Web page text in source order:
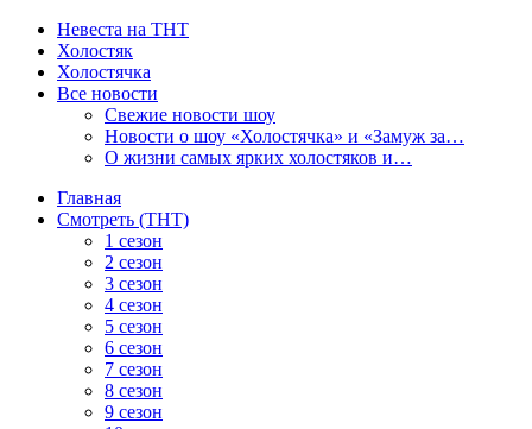
Невеста на ТНТ
Холостяк
Холостячка
Все новости
Свежие новости шоу
Новости о шоу «Холостячка» и «Замуж за…
О жизни самых ярких холостяков и…
Главная
Смотреть (ТНТ)
1 сезон
2 сезон
3 сезон
4 сезон
5 сезон
6 сезон
7 сезон
8 сезон
9 сезон